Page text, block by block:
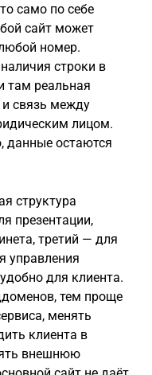
само по себе
сайт может
номер.
строки в
там реальная
связь между
лицом.
данные остаются
структура
презентации,
третий — для
управления
для клиента.
тем проще
менять
клиента в
внешнюю